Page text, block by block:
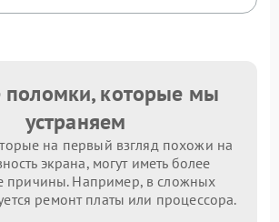
поломки, которые мы
устраняем
на первый взгляд похожи на
экрана, могут иметь более
причины. Например, в сложных
ремонт платы или процессора.